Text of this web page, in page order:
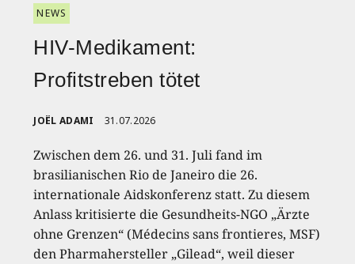
NEWS
HIV-Medikament:
Profitstreben tötet
JOËL ADAMI 31.07.2026
Zwischen dem 26. und 31. Juli fand im
brasilianischen Rio de Janeiro die 26.
internationale Aidskonferenz statt. Zu diesem
Anlass kritisierte die Gesundheits-NGO „Ärzte
ohne Grenzen“ (Médecins sans frontieres, MSF)
den Pharmahersteller „Gilead“, weil dieser